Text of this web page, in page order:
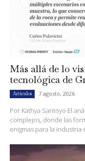
Más allá de lo
tecnológica de
Artículos 7 agosto, 2026
Por Kathya Santoyo El
complejos, donde las
enigmas para la industria